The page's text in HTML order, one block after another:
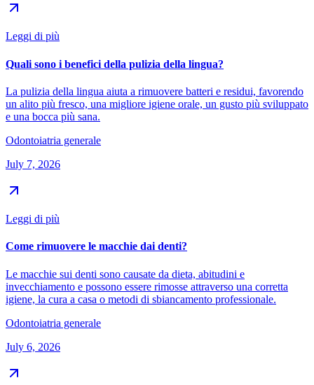
Leggi di più
Quali sono i benefici della pulizia della lingua?
La pulizia della lingua aiuta a rimuovere batteri e residui, favorendo
un alito più fresco, una migliore igiene orale, un gusto più sviluppato
e una bocca più sana.
Odontoiatria generale
July 7, 2026
Leggi di più
Come rimuovere le macchie dai denti?
Le macchie sui denti sono causate da dieta, abitudini e
invecchiamento e possono essere rimosse attraverso una corretta
igiene, la cura a casa o metodi di sbiancamento professionale.
Odontoiatria generale
July 6, 2026